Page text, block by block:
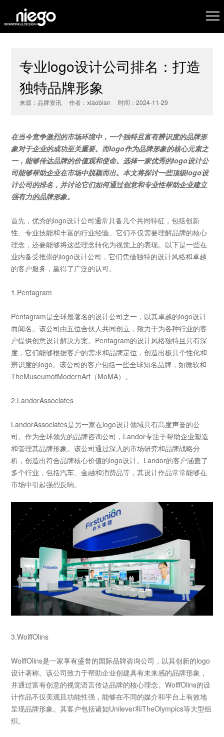
专业logo设计公司排名：打造
独特品牌形象
来源：品牌资讯 作者：xiaobian 时间：2024-11-29
在当今竞争激烈的市场环境中，一个独特且富有辨识度的品牌形
象对于企业的成功至关重要。而logo作为品牌形象的核心元素之
一，能够传达品牌的价值观和使命。选择一家优秀的logo设计公
司能够帮助企业在市场中脱颖而出。本文将探讨一些顶级logo设
计公司的排名，并讨论它们如何通过创意和专业性帮助企业建立
强有力的品牌形象。
首先，优秀的logo设计公司通常具备几个共同特征，包括创新
性、专业技能和丰富的行业经验。它们不仅需要理解品牌的核心
理念，还要能够将这些理念转化为视觉上的表现。以下是一些在
业内备受推崇的logo设计公司，它们凭借独特的设计风格和卓越
的客户服务，赢得了广泛的认可。
1.Pentagram
Pentagram是全球最著名的设计公司之一，以其卓越的logo设计
而闻名。该公司由五位合伙人共同创立，致力于为各种行业的客
户提供创意设计解决方案。Pentagram的设计风格独特且具有深
度，它们能够根据客户的需求和品牌定位，创造出极具个性化和
辨识度的logo。该公司的客户包括一些全球知名品牌，如微软和
TheMuseumofModernArt （MoMA）。
2.LandorAssociates
LandorAssociates是另一家在logo设计领域具有高度声誉的公
司。作为全球领先的品牌咨询公司，Landor专注于帮助企业塑造
和管理其品牌形象。该公司通过深入的市场研究和品牌战略分
析，创造出符合品牌核心价值的logo设计。Landor的客户涵盖了
多个行业，包括汽车、金融和消费品等，其设计作品常常能够在
市场中引起强烈反响。
3.WolffOlins
WolffOlins是一家享有盛誉的国际品牌咨询公司，以其创新的logo
设计著称。该公司致力于帮助企业创建具有未来感的品牌形象，
并通过富有创意的视觉语言传达品牌的核心理念。WolffOlins的设
计作品不仅美观且功能性强，能够在不同的媒介和平台上有效地
呈现品牌形象。其客户包括诸如Unilever和TheOlympics等大型组
织。